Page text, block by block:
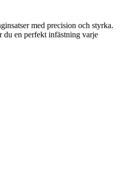
med precision och styrka.
du en perfekt infästning varje